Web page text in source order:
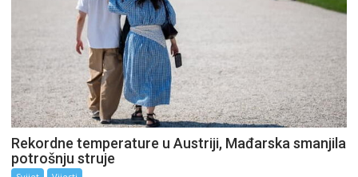
Rekordne temperature u Austriji, Mađarska smanjila
potrošnju struje